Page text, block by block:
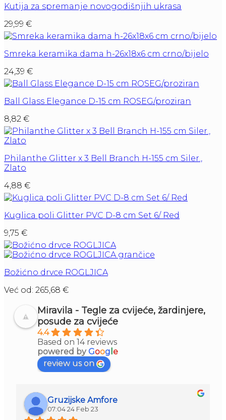
Kutija za spremanje novogodišnjih ukrasa
29,99 €
Smreka keramika dama h-26x18x6 cm crno/bijelo
24,39 €
Ball Glass Elegance D-15 cm ROSEG/proziran
8,82 €
Philanthe Glitter x 3 Bell Branch H-155 cm Siler.,
Zlato
4,88 €
Kuglica poli Glitter PVC D-8 cm Set 6/ Red
9,75 €
Božićno drvce ROGLJICA
Već od: 265,68 €
Miravila - Tegle za cvijeće, žardinjere,
posude za cvijeće
4.4
Based on 14 reviews
powered byGoog e
review us on
Gruzijske Amfore
07:04 24 Feb 23